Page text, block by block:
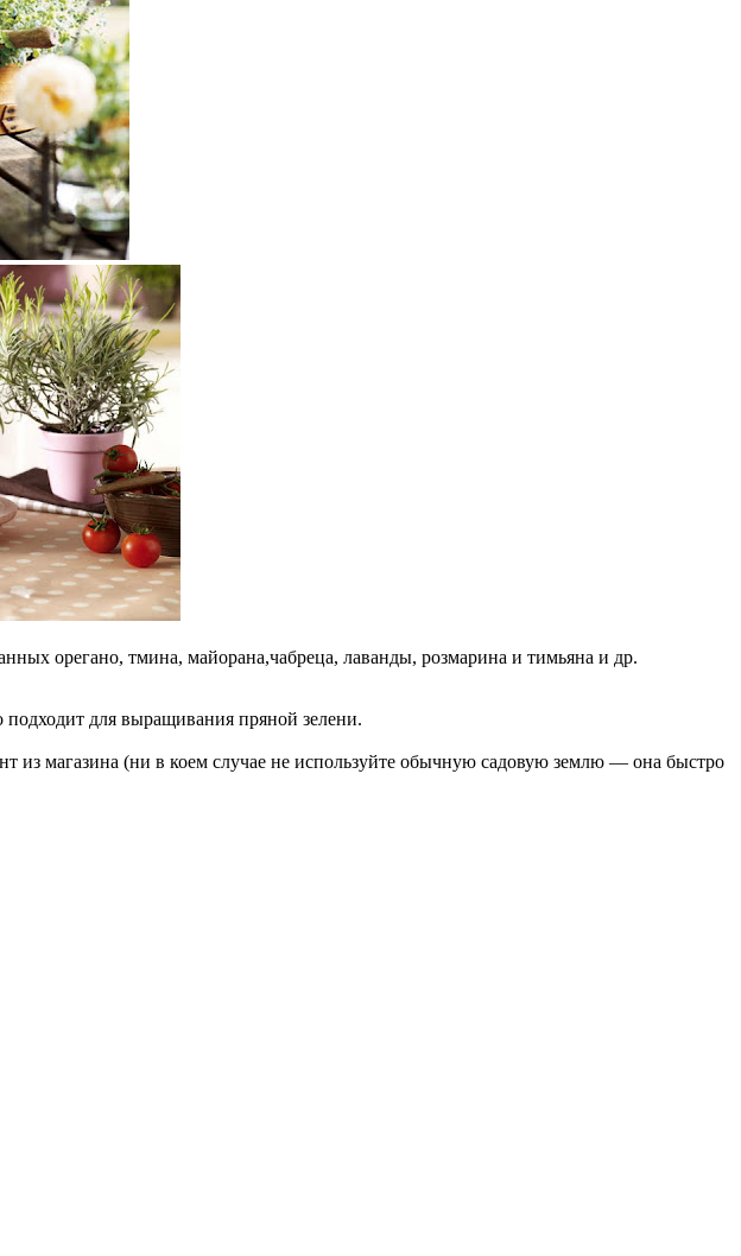
орегано, тмина, майорана,чабреца, лаванды, розмарина и тимьяна и др.
для выращивания пряной зелени.
из магазина (ни в коем случае не используйте обычную садовую землю — она быстро